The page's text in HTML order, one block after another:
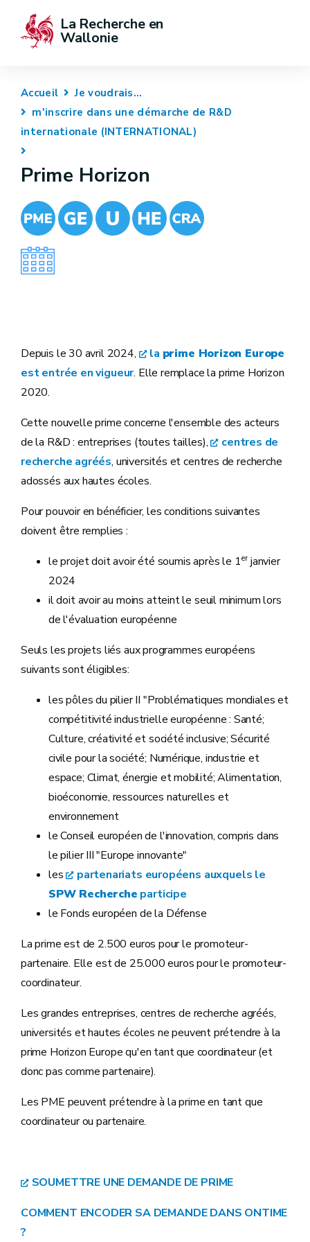
La Recherche en
Wallonie
Accueil
Je voudrais...
m'inscrire dans une démarche de R&D
internationale (INTERNATIONAL)
Prime Horizon
Depuis le 30 avril 2024, la prime Horizon Europe
est entrée en vigueur. Elle remplace la prime Horizon
2020.
Cette nouvelle prime concerne l'ensemble des acteurs
de la R&D : entreprises (toutes tailles),
centres de
recherche agréés, universités et centres de recherche
adossés aux hautes écoles.
Pour pouvoir en bénéficier, les conditions suivantes
doivent être remplies :
le projet doit avoir été soumis après le 1erjanvier
2024
il doit avoir au moins atteint le seuil minimum lors
de l'évaluation européenne
Seuls les projets liés aux programmes européens
suivants sont éligibles:
les pôles du pilier II "Problématiques mondiales et
compétitivité industrielle européenne : Santé;
Culture, créativité et société inclusive; Sécurité
civile pour la société; Numérique, industrie et
espace; Climat, énergie et mobilité; Alimentation,
bioéconomie, ressources naturelles et
environnement
le Conseil européen de l'innovation, compris dans
le pilier III "Europe innovante"
les
partenariats européens auxquels le
SPW Recherche participe
le Fonds européen de la Défense
La prime est de 2.500 euros pour le promoteur-
partenaire. Elle est de 25.000 euros pour le promoteur-
coordinateur.
Les grandes entreprises, centres de recherche agréés,
universités et hautes écoles ne peuvent prétendre à la
prime Horizon Europe qu'en tant que coordinateur (et
donc pas comme partenaire).
Les PME peuvent prétendre à la prime en tant que
coordinateur ou partenaire.
SOUMETTRE UNE DEMANDE DE PRIME
COMMENT ENCODER SA DEMANDE DANS ONTIME
?